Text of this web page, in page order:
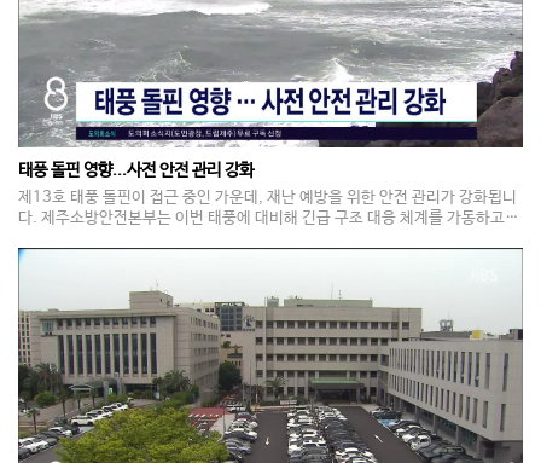
태풍 돌핀 영향...사전 안전 관리 강화
제13호 태풍 돌핀이 접근 중인 가운데, 재난 예방을 위한 안전 관리가 강화됩니
다. 제주소방안전본부는 이번 태풍에 대비해 긴급 구조 대응 체계를 가동하고,
을 강화한다고 밝혔습니다. 해양경찰청도 오늘(5일) 전국 화상 회의를 통해 관